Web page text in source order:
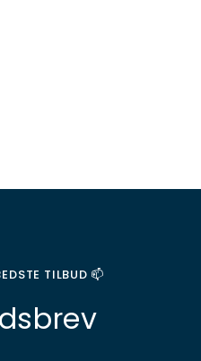
TILBUD 📫